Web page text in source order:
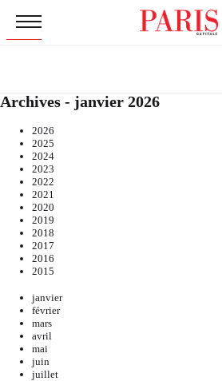
Archives - janvier 2026
2026
2025
2024
2023
2022
2021
2020
2019
2018
2017
2016
2015
janvier
février
mars
avril
mai
juin
juillet